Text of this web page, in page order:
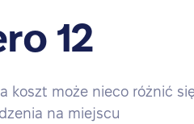
12
koszt może nieco różnić
na miejscu